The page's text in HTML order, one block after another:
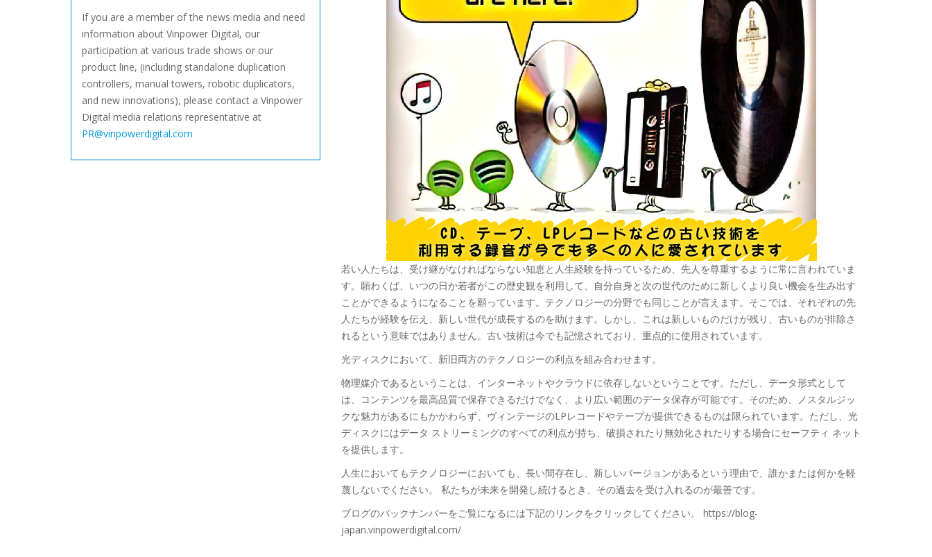
若い人たちは、受け継がなければならない知恵と人生経験を持っているため、先人を尊重するように常に言われていま
す。願わくば、いつの日か若者がこの歴史観を利用して、自分自身と次の世代のために新しくより良い機会を生み出す
ことができるようになることを願っています。テクノロジーの分野でも同じことが言えます。そこでは、それぞれの先
人たちが経験を伝え、新しい世代が成長するのを助けます。しかし、これは新しいものだけが残り、古いものが排除さ
れるという意味ではありません。古い技術は今でも記憶されており、重点的に使用されています。
光ディスクにおいて、新旧両方のテクノロジーの利点を組み合わせます。
物理媒介であるということは、インターネットやクラウドに依存しないということです。ただし、データ形式として
は、コンテンツを最高品質で保存できるだけでなく、より広い範囲のデータ保存が可能です。そのため、ノスタルジッ
クな魅力があるにもかかわらず、ヴィンテージのLPレコードやテープが提供できるものは限られています。ただし、光
ディスクにはデータ ストリーミングのすべての利点が持ち、破損されたり無効化されたりする場合にセーフティ ネット
を提供します。
人生においてもテクノロジーにおいても、長い間存在し、新しいバージョンがあるという理由で、誰かまたは何かを軽
蔑しないでください。 私たちが未来を開発し続けるとき、その過去を受け入れるのが最善です。
ブログのバックナンバーをご覧になるには下記のリンクをクリックしてください。 https://blog-
japan.vinpowerdigital.com/
If you are a member of the news media and need
information about Vinpower Digital, our
participation at various trade shows or our
product line, (including standalone duplication
controllers, manual towers, robotic duplicators,
and new innovations), please contact a Vinpower
Digital media relations representative at
PR@vinpowerdigital.com